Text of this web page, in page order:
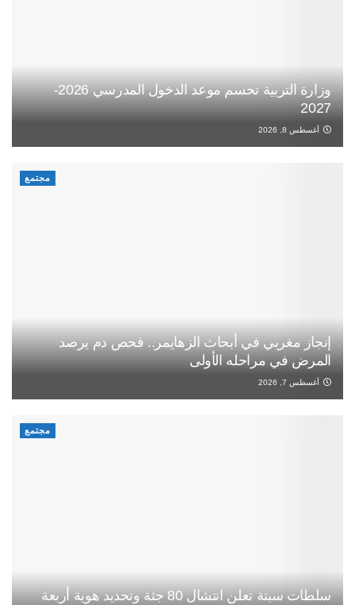
وزارة التربية تحسم موعد الدخول المدرسي 2026-
2027
أغسطس 8, 2026
مجتمع
إنجاز مغربي في أبحاث الزهايمر.. فحص دم يرصد
المرض في مراحله الأولى
أغسطس 7, 2026
مجتمع
سلطات سبتة تعلن انتشال 80 جثة وتحديد هوية أربعة